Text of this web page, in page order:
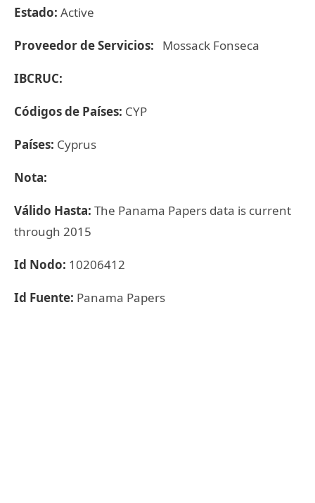
Estado: Active
Proveedor de Servicios: Mossack Fonseca
IBCRUC:
Códigos de Países: CYP
Países: Cyprus
Nota:
Válido Hasta: The Panama Papers data is current
through 2015
Id Nodo: 10206412
Id Fuente: Panama Papers